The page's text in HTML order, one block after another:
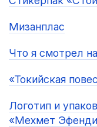
Мизанплас
Что я смотрел
«Токийская
Логотип и
«Мехмет